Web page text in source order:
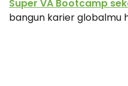
Super VA Bootcamp
bangun karier globalmu